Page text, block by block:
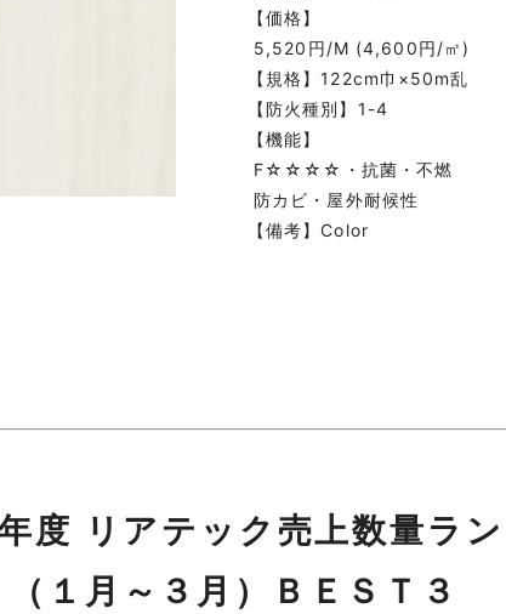
【価格】
5,520円/M (4,600円/㎡)
【規格】122cm巾×50m乱
【防火種別】1-4
【機能】
F☆☆☆☆・抗菌・不燃
防カビ・屋外耐候性
【備考】Color
度 リアテック売上数量ラ
（１月～３月）ＢＥＳＴ３